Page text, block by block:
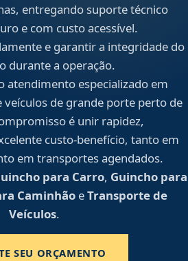
entregando suporte técnico
e com custo acessível.
e garantir a integridade do
durante a operação.
atendimento especializado em
veículos de grande porte perto de
é unir rapidez,
custo-benefício, tanto em
em transportes agendados.
para Carro, Guincho para
CaminhãoeTransporte de
Veículos.
SEU ORÇAMENTO